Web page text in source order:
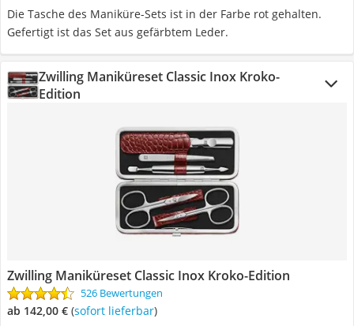
Die Tasche des Maniküre-Sets ist in der Farbe rot gehalten.
Gefertigt ist das Set aus gefärbtem Leder.
Zwilling Maniküreset Classic Inox Kroko-
Edition
Zwilling Maniküreset Classic Inox Kroko-Edition
526 Bewertungen
ab 142,00 € ( Sofort lieferbar)